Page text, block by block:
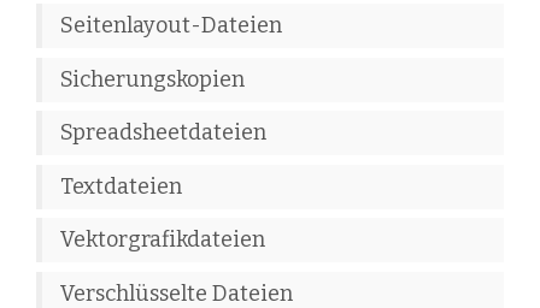
Seitenlayout-Dateien
Sicherungskopien
Spreadsheetdateien
Textdateien
Vektorgrafikdateien
Verschlüsselte Dateien